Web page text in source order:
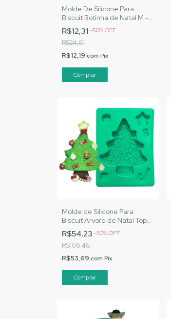
Molde De Silicone Para
Biscuit Botinha de Natal M -
MJ Artesanatos |Cód. 2781
R$12,31 -50%OFF
R$24,61
R$12,19 com Pix
Molde de Silicone Para
Biscuit Arvore de Natal Topo
- MJ Artesanatos | Cód.
A044
R$54,23 -50%OFF
R$108,46
R$53,69 com Pix